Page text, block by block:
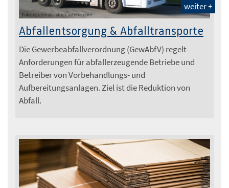
Foto: eyetronic - stock.adobe.com
weiter +
Abfallentsorgung & Abfalltransporte
Die Gewerbeabfallverordnung (GewAbfV) regelt
Anforderungen für abfallerzeugende Betriebe und
Betreiber von Vorbehandlungs- und
Aufbereitungsanlagen. Ziel ist die Reduktion von
Abfall.